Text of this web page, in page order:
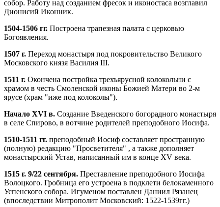
собор. Работу над созданием фресок и иконостаса возглавил
Дионисий Иконник.
1504-1506 гг. Построена трапезная палата с церковью
Богоявления.
1507 г. Переход монастыря под покровительство Великого
Московского князя Василия III.
1511 г. Окончена постройка трехъярусной колокольни с
храмом в честь Смоленской иконы Божией Матери во 2-м
ярусе (храм "иже под колоколы").
Начало XVI в. Создание Введенского богорадного монастыря
в селе Спирово, в вотчине родителей преподобного Иосифа.
1510-1511 гг. преподобный Иосиф составляет пространную
(полную) редакцию "Просветителя" , а также дополняет
монастырский Устав, написанный им в конце XV века.
1515 г. 9/22 сентября. Преставление преподобного Иосифа
Волоцкого. Гробница его устроена в подклети белокаменного
Успенского собора. Игуменом поставлен Даниил Рязанец
(впоследствии Митрополит Московский: 1522-1539гг.)